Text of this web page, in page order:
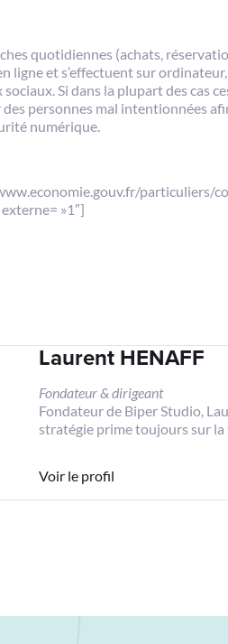
quotidiennes (achats,
ligne et s’effectuent sur
sociaux. Si dans la plupart des cas
personnes mal intentionnées
numérique.
particuliers/
»1″]
Laurent HENAFF
Fondateur & dirigeant
Fondateur de Biper Studio,
stratégie prime toujours sur la
Voir le profil